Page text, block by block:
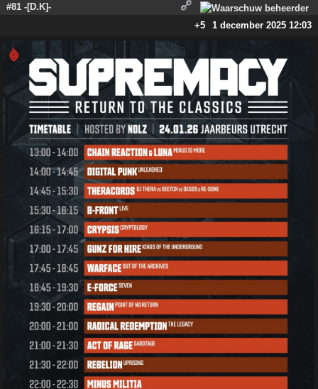
#81 -[D.K]-
+5
1 december 2025 12:03